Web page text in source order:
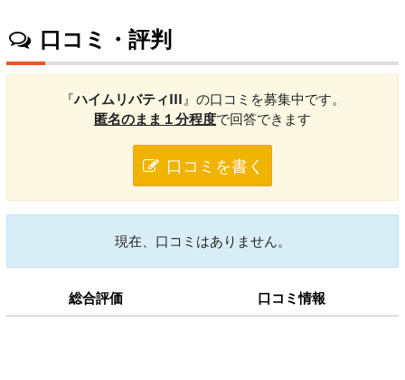
口コミ・評判
『ハイムリバティIII』の口コミを募集中です。
匿名のまま１分程度で回答できます
口コミを書く
現在、口コミはありません。
総合評価 口コミ情報